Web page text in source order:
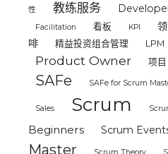
性
教练服务
Facilitation
看板 KPI
啡
精益投资组合管理 LPM
Product Owner 项目
SAFe SAFe for Scrum
Sales Scrum
Beginners
Scrum
Master